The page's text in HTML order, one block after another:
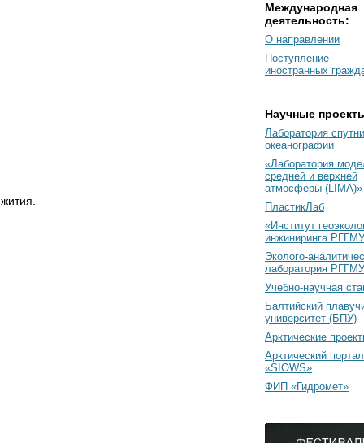
Международная
деятельность:
О направлении
Поступление
иностранных
Научные
Лаборатория
океанографии
«Лаборатория
средней и верхней
атмосферы (LIMA)»
ПластикЛаб
«Институт
инжиниринга
Эколого-
лаборатория РГГМУ
Учебно-научная
Балтийский
университет (БПУ)
Арктические
Арктический портал
«SIOWS»
ФИП «Гидромет»